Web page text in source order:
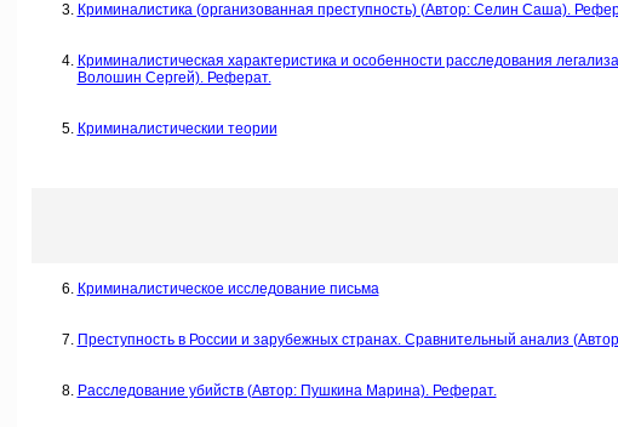
Криминалистика (организованная преступность) (Автор: Селин Саша).
Криминалистическая характеристика и особенности расследования
Волошин Сергей). Реферат.
Криминалистическии теории
Криминалистическое исследование письма
Преступность в России и зарубежных странах. Сравнительный анализ
Расследование убийств (Автор: Пушкина Марина). Реферат.